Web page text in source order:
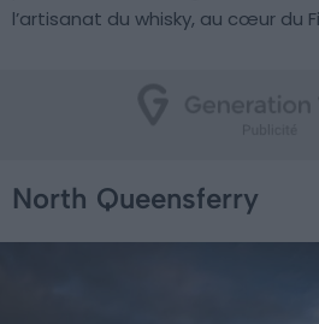
l’artisanat du whisky, au cœur du
North Queensferry